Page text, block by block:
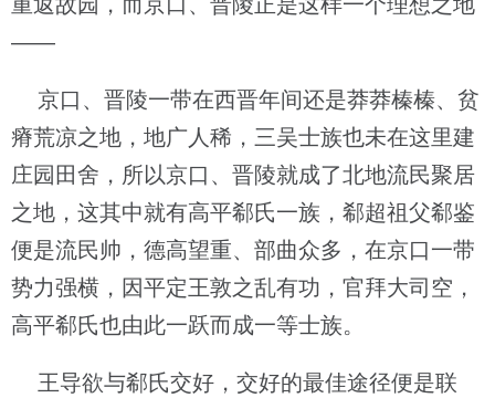
——
京口、晋陵一带在西晋年间还是莽莽榛榛、贫
瘠荒凉之地，地广人稀，三吴士族也未在这里建
庄园田舍，所以京口、晋陵就成了北地流民聚居
之地，这其中就有高平郗氏一族，郗超祖父郗鉴
便是流民帅，德高望重、部曲众多，在京口一带
势力强横，因平定王敦之乱有功，官拜大司空，
高平郗氏也由此一跃而成一等士族。
王导欲与郗氏交好，交好的最佳途径便是联